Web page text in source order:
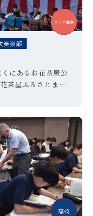
奏楽部
中学
高校
クラブ活動
にあるお花茶屋公
茶屋ふるさとまつ
高校